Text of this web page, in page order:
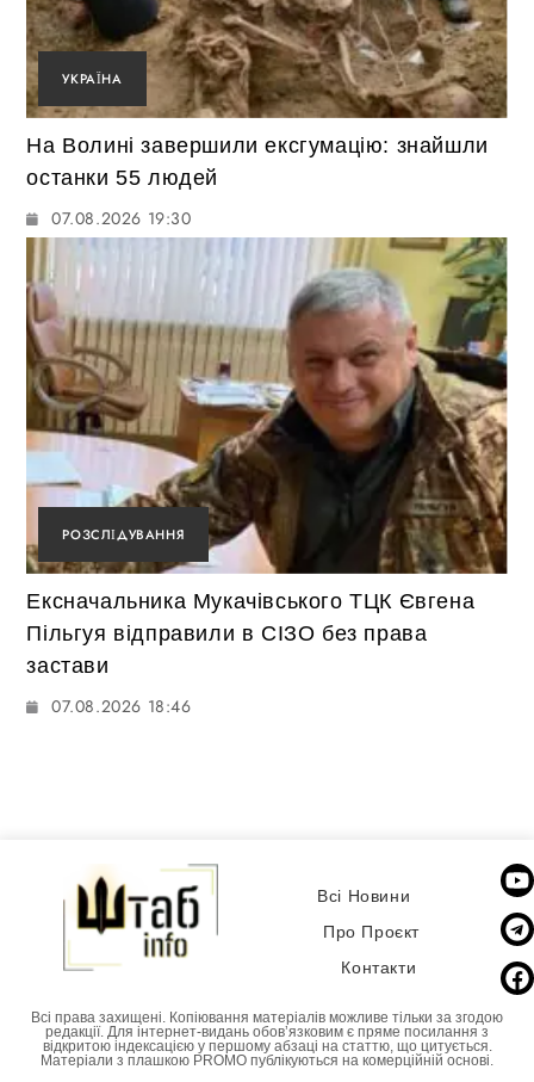
УКРАЇНА
На Волині завершили ексгумацію: знайшли
останки 55 людей
07.08.2026 19:30
РОЗСЛІДУВАННЯ
Ексначальника Мукачівського ТЦК Євгена
Пільгуя відправили в СІЗО без права
застави
07.08.2026 18:46
Всі Новини
Про Проєкт
Контакти
Всі права захищені. Копіювання матеріалів можливе тільки за згодою
редакції. Для інтернет-видань обовʼязковим є пряме посилання з
відкритою індексацією у першому абзаці на статтю, що цитується.
Матеріали з плашкою PROMO публікуються на комерційній основі.